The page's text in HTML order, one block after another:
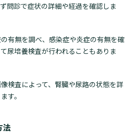
問診で症状の詳細や経過を確認しま
有無を調べ、感染症や炎症の有無を確
尿培養検査が行われることもありま
検査によって、腎臓や尿路の状態を詳
す。
法